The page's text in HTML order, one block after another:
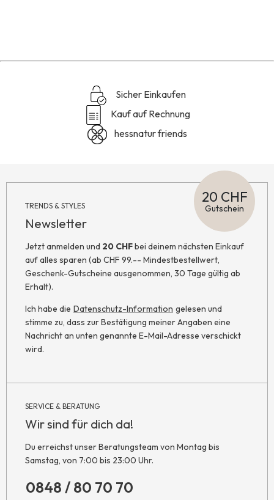
Sicher Einkaufen
Kauf auf Rechnung
hessnatur friends
TRENDS & STYLES
Newsletter
20 CHF
Gutschein
Jetzt anmelden und 20 CHFbei deinem nächsten Einkauf
auf alles sparen (ab CHF 99.-- Mindestbestellwert,
Geschenk-Gutscheine ausgenommen, 30 Tage gültig ab
Erhalt).
Ich habe die Datenschutz-Information gelesen und
stimme zu, dass zur Bestätigung meiner Angaben eine
Nachricht an unten genannte E-Mail-Adresse verschickt
wird.
SERVICE & BERATUNG
Wir sind für dich da!
Du erreichst unser Beratungsteam von Montag bis
Samstag, von 7:00 bis 23:00 Uhr.
0848 / 80 70 70